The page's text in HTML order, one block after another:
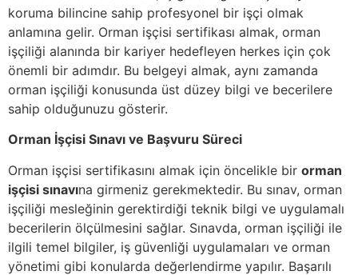
koruma bilincine sahip profesyonel bir işçi olmak
anlamına gelir. Orman işçisi sertifikası almak, orman
işçiliği alanında bir kariyer hedefleyen herkes için çok
önemli bir adımdır. Bu belgeyi almak, aynı zamanda
orman işçiliği konusunda üst düzey bilgi ve becerilere
sahip olduğunuzu gösterir.
Orman İşçisi Sınavı ve Başvuru Süreci
Orman işçisi sertifikasını almak için öncelikle bir orman
işçisi sınavına girmeniz gerekmektedir. Bu sınav, orman
işçiliği mesleğinin gerektirdiği teknik bilgi ve uygulamalı
becerilerin ölçülmesini sağlar. Sınavda, orman işçiliği ile
ilgili temel bilgiler, iş güvenliği uygulamaları ve orman
yönetimi gibi konularda değerlendirme yapılır. Başarılı